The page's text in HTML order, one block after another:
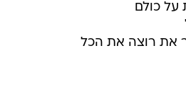
כולם
את רוצה את הכל